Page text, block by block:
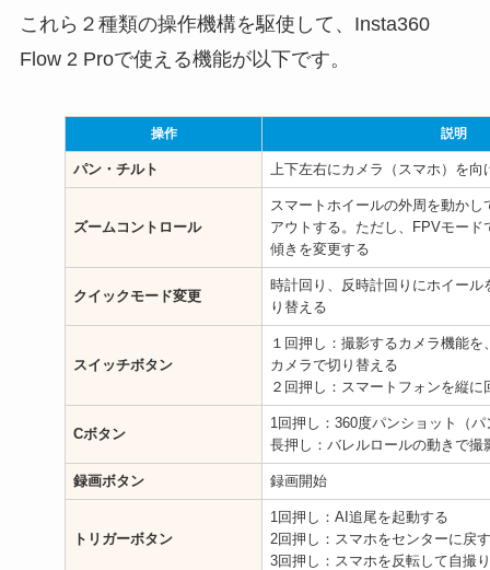
これら２種類の操作機構を駆使して、Insta360
Flow 2 Proで使える機能が以下です。
操作 説明
パン・チルト 上下左右にカメラ（スマホ）を向
ズームコントロール
スマートホイールの外周を動かし
アウトする。ただし、FPVモード
傾きを変更する
クイックモード変更
時計回り、反時計回りにホイール
り替える
スイッチボタン
１回押し：撮影するカメラ機能
カメラで切り替える
２回押し：スマートフォンを縦に
Cボタン
1回押し：360度パンショット（
長押し：バレルロールの動きで撮
録画ボタン 録画開始
トリガーボタン
1回押し：AI追尾を起動する
2回押し：スマホをセンターに戻す
3回押し：スマホを反転して自撮り